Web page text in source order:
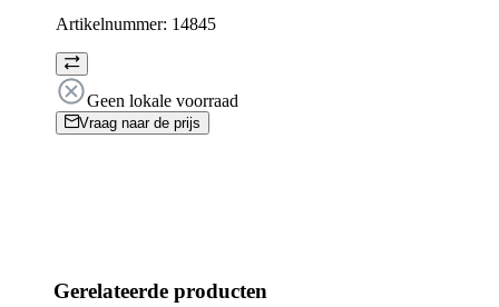
Artikelnummer: 14845
Geen lokale voorraad
Vraag naar de prijs
Gerelateerde producten